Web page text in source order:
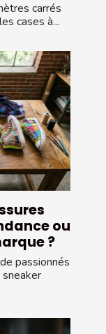
carrés
cases à...
ou
?
passionnés